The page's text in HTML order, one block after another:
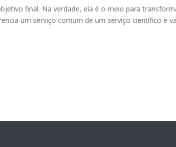
final. Na verdade, ela é o meio para
um serviço comum de um serviço científico e